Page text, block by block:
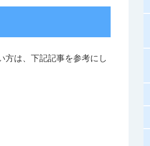
方は、下記記事を参考にし